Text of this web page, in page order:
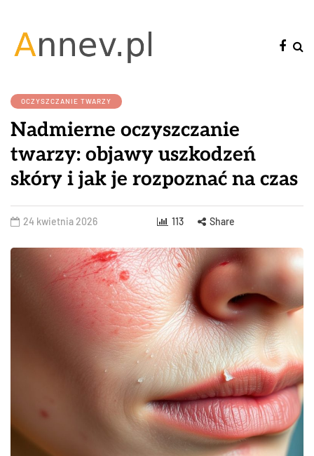
OCZYSZCZANIE TWARZY
Nadmierne oczyszczanie
twarzy: objawy uszkodzeń
skóry i jak je rozpoznać na czas
24 kwietnia 2026 113 Share